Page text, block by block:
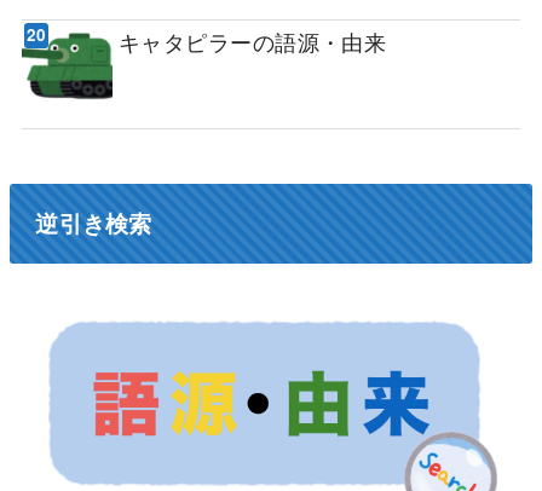
キャタピラーの語源・由来
逆引き検索